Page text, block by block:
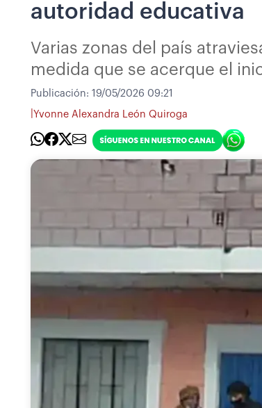
autoridad educativa
Varias zonas del país
medida que se acerque el
Publicación: 19/05/2026 09:21
Yvonne Alexandra León Quiroga